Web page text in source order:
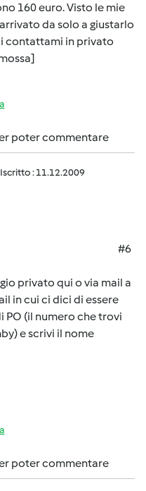
160 euro. Visto le mie
da solo a giustarlo
contattami in privato
poter commentare
Iscritto : 11.12.2009
#6
privato qui o via mail a
in cui ci dici di essere
PO (il numero che trovi
e scrivi il nome
poter commentare